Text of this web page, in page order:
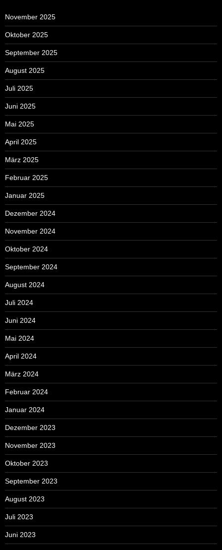
November 2025
Oktober 2025
September 2025
August 2025
Juli 2025
Juni 2025
Mai 2025
April 2025
März 2025
Februar 2025
Januar 2025
Dezember 2024
November 2024
Oktober 2024
September 2024
August 2024
Juli 2024
Juni 2024
Mai 2024
April 2024
März 2024
Februar 2024
Januar 2024
Dezember 2023
November 2023
Oktober 2023
September 2023
August 2023
Juli 2023
Juni 2023